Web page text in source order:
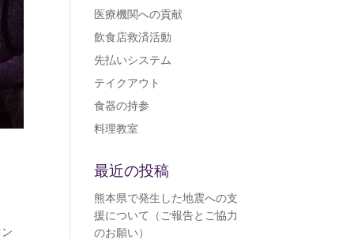
医療機関への貢献
飲食店救済活動
先払いシステム
テイクアウト
食器の持参
料理教室
最近の投稿
熊本県で発生した地震への支
援について（ご報告とご協力
のお願い）